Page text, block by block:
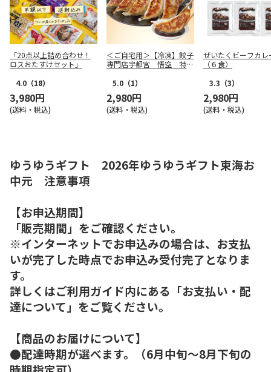
「20点以上詰め合わせ！
ロスおたすけセット」
4.0 （18）
3,980円
(送料・税込)
＜ご自宅用＞【冷凍】餃子
専門店宇都宮 悟空 特製
5.0 （1）
2,980円
(送料・税込)
ぜいたくビーフカ
（６食）
3.3 （3）
2,980円
(送料・税込)
ゆうゆうギフト 2026年ゆうゆうギフト東海お
中元 注意事項
【お申込期間】
「販売期間」をご確認ください。
※インターネットでお申込みの場合は、お支払
いが完了した時点でお申込み受付完了となりま
す。
詳しくはご利用ガイド内にある「お支払い・配
達について」をご覧ください。
【商品のお届けについて】
●配達時期が選べます。（6月中旬～8月下旬の